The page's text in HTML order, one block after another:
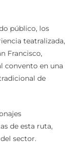
público, los
teatralizada,
Francisco,
convento en una
de
de esta ruta,
sector.